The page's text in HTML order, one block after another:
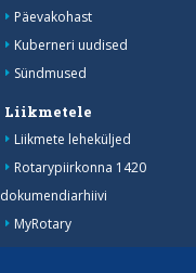
Päevakohast
Kuberneri uudised
Sündmused
Liikmetele
Liikmete leheküljed
Rotarypiirkonna 1420
dokumendiarhiivi
MyRotary